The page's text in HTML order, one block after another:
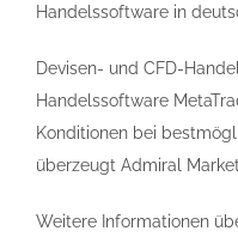
Handelssoftware in
Devisen- und CFD-
Handelssoftware
Konditionen bei
überzeugt Admiral
Weitere Informationen